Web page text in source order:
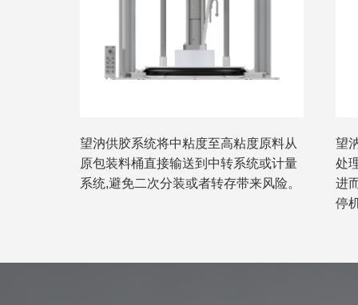
望汭供胶系统将中粘度至高粘度原料从
原包装料桶直接输送到中转系统或计量
系统,避免二次分装或者转存带来风险。
望
处
进
停